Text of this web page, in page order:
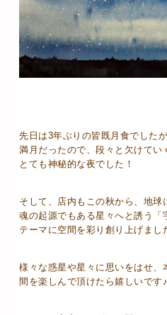
先日は3年ぶりの皆既月食でした
満月だったので、段々と欠けてい
とても神秘的な夜でした！
そして、店内もこの秋から、地
魂の起源でもある星々へと誘う「
テーマに空間を彩り創り上げまし
様々な惑星や星々に思いをはせ、
間を楽しんで頂けたら嬉しいです♪